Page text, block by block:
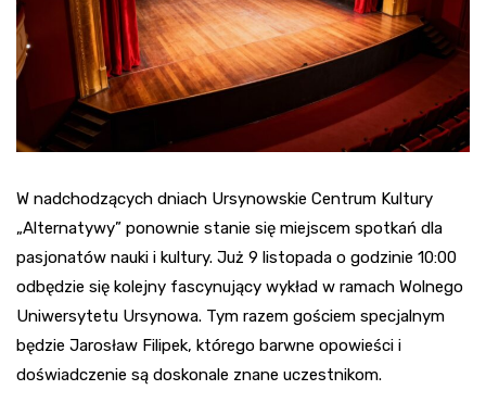
W nadchodzących dniach Ursynowskie Centrum Kultury
„Alternatywy” ponownie stanie się miejscem spotkań dla
pasjonatów nauki i kultury. Już 9 listopada o godzinie 10:00
odbędzie się kolejny fascynujący wykład w ramach Wolnego
Uniwersytetu Ursynowa. Tym razem gościem specjalnym
będzie Jarosław Filipek, którego barwne opowieści i
doświadczenie są doskonale znane uczestnikom.